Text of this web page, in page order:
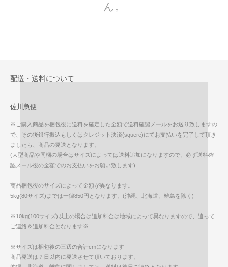
ん。
配送・送料について
佐川急便
※ご購入商品を梱包後に送料を確定した金額で送料確認メールをお送り致しますの
で、その後銀行振込もしくはクレジット決済(squere)にてお支払いを完了して頂き
ましたら、商品の発送となります。
(大型商品や同梱の場合はサイズによっては送料追加になりますので、必ず送料確
認メール後の金額でのお支払いをお願い致します)
商品梱包後のサイズによって金額が異なります。
5kg(80サイズ)までは一律850円となります。(沖縄、北海道、離島を除く)
※10kg(100サイズ)以上の場合は追加料金は地域によって異なりますので、追って
ご連絡＆追加料金となります※
※サイズは梱包後の三辺の合計cmになります
商品発送は７日以内に発送させて頂いております。